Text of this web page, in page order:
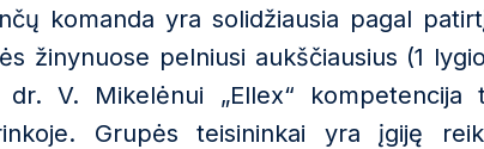
komanda yra solidžiausia pagal
žinynuose pelniusi aukščiausius (1
V. Mikelėnui „Ellex“ kompetencija
Grupės teisininkai yra įgiję